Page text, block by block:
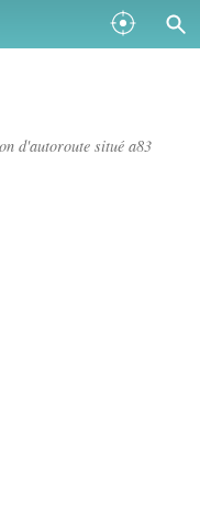
d'autoroute situé a83